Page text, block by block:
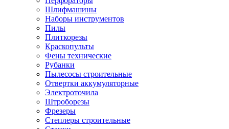
Автозвук
Автомагнитолы
Колонки
Усилители
Модуляторы fm
Аксессуары
Электроника
Видеорегистраторы
Радар-детекторы
Парковочные радары
Навигаторы и аксессуары
Навигаторы
Шлифмашины
Наборы инструментов
Пилы
Плиткорезы
Краскопульты
Фены технические
Рубанки
Пылесосы строительные
Отвертки аккумуляторные
Электроточила
Штроборезы
Фрезеры
Степлеры строительные